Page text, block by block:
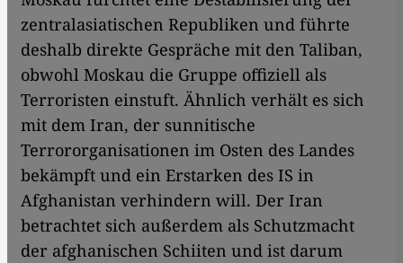
zentralasiatischen Republiken und führte
deshalb direkte Gespräche mit den Taliban,
obwohl Moskau die Gruppe offiziell als
Terroristen einstuft. Ähnlich verhält es sich
mit dem Iran, der sunnitische
Terrororganisationen im Osten des Landes
bekämpft und ein Erstarken des IS in
Afghanistan verhindern will. Der Iran
betrachtet sich außerdem als Schutzmacht
der afghanischen Schiiten und ist darum